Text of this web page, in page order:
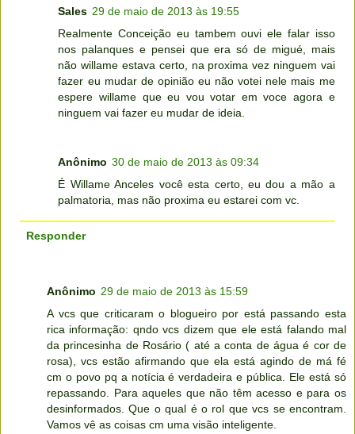
Sales 29 de maio de 2013 às 19:55
Realmente Conceição eu tambem ouvi ele falar isso
nos palanques e pensei que era só de migué, mais
não willame estava certo, na proxima vez ninguem vai
fazer eu mudar de opinião eu não votei nele mais me
espere willame que eu vou votar em voce agora e
ninguem vai fazer eu mudar de ideia.
Anônimo 30 de maio de 2013 às 09:34
É Willame Anceles você esta certo, eu dou a mão a
palmatoria, mas não proxima eu estarei com vc.
Responder
Anônimo 29 de maio de 2013 às 15:59
A vcs que criticaram o blogueiro por está passando esta
rica informação: qndo vcs dizem que ele está falando mal
da princesinha de Rosário ( até a conta de água é cor de
rosa), vcs estão afirmando que ela está agindo de má fé
cm o povo pq a notícia é verdadeira e pública. Ele está só
repassando. Para aqueles que não têm acesso e para os
desinformados. Que o qual é o rol que vcs se encontram.
Vamos vê as coisas cm uma visão inteligente.